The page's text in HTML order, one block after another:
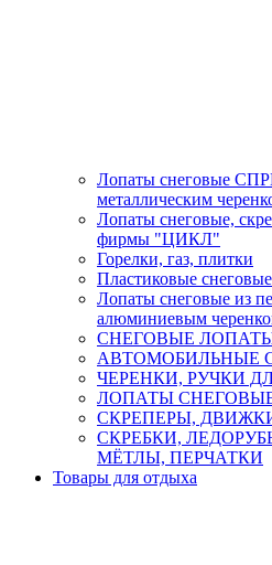
Лопаты снеговые
металлическим
Лопаты снеговые,
фирмы "ЦИКЛ"
Горелки, газ, плитки
Пластиковые
Лопаты снеговые из
алюминиевым
СНЕГОВЫЕ
АВТОМОБИЛЬНЫЕ
ЧЕРЕНКИ, РУЧКИ
ЛОПАТЫ
СКРЕПЕРЫ,
СКРЕБКИ,
МЁТЛЫ, ПЕРЧАТКИ
Товары для отдыха